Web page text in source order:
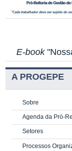
E-book
A PROGEPE
Sobre
Agenda da Pró-
Setores
Processos